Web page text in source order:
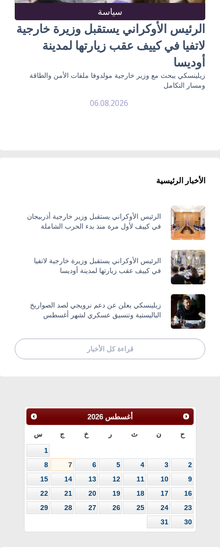
سياسة
الرئيس الأوكراني يستقبل وزيرة خارجية
لاتفيا في كييف عقب زيارتها لمدينة
أوديسا
زيلينسكي يبحث مع وزير خارجية مولدوفا ملفات الأمن والطاقة
ومسار التكامل
06.08.2026
الأخبار الرئيسية
الرئيس الأوكراني يستقبل وزير خارجية أذربيجان
في كييف لأول مرة منذ بدء الحرب الشاملة
الرئيس الأوكراني يستقبل وزيرة خارجية لاتفيا
في كييف عقب زيارتها لمدينة أوديسا
زيلينسكي يعلن عن دعم نرويجي لصد الصواريخ
الباليستية وتنسيق عسكري لشهر أغسطس
قراءة كل الأخبار
أغسطس 2026
ح ن ث ر خ ج س
1
2
3
4
5
6
7
8
9
10
11
12
13
14
15
16
17
18
19
20
21
22
23
24
25
26
27
28
29
30
31